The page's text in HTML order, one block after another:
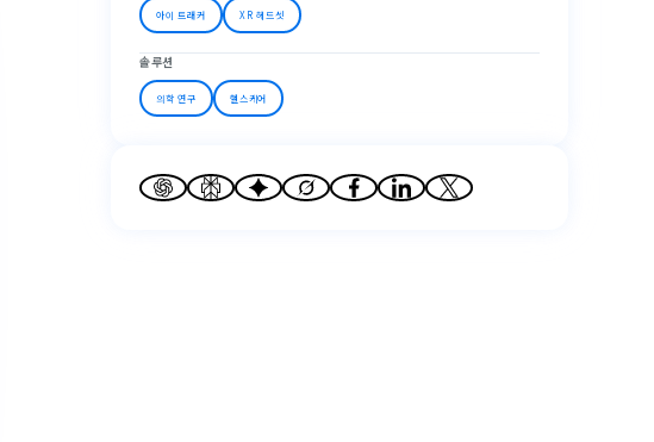
아이 트래커 XR 헤드셋
솔루션
의학 연구 헬스케어